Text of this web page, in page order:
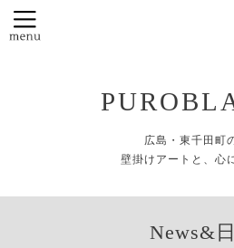
広島・東千田町
壁掛けアートと、心
News&